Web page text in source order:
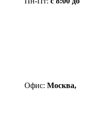
Офис: Москва,